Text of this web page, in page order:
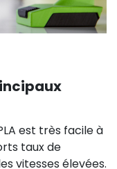
est très facile à
taux de
vitesses élevées.